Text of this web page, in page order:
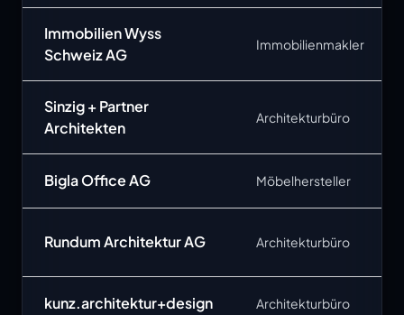
Immobilien Wyss
Schweiz AG
Immobilienmakler
Sinzig + Partner
Architekten
Architekturbüro
Bigla Office AG Möbelhersteller
Rundum Architektur AG Architekturbüro
kunz.architektur+design Architekturbüro